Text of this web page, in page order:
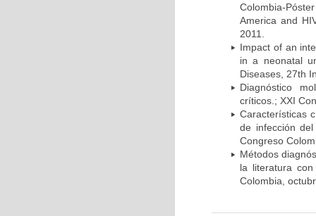
Colombia-
America and
2011.
Impact of an
in a neonatal
Diseases, 27th
Diagnóstico
críticos.; XXI
Características
de infección
Congreso
Métodos
la literatura
Colombia,